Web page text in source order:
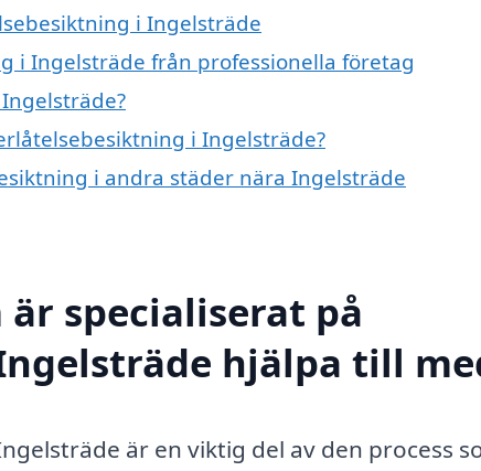
i Ingelsträde
i Ingelsträde från professionella företag
i Ingelsträde?
i andra städer nära Ingelsträde
specialiserat på
hjälpa till
är en viktig del av den process